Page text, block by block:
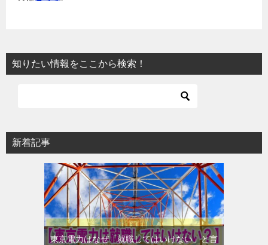
知りたい情報をここから検索！
新着記事
東京電力はなぜ「就職してはいけない」と言